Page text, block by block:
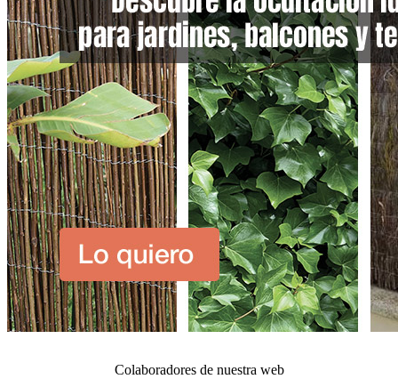
Colaboradores de nuestra web